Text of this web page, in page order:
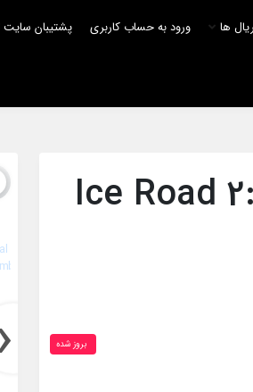
ها ورود به حساب کاربری پشتیبان سایت
بروز‌ شده